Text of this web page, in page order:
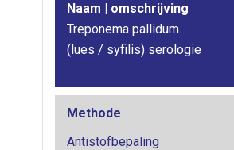
Naam | omschrijving
Treponema pallidum
(lues / syfilis) serologie
Methode
Antistofbepaling